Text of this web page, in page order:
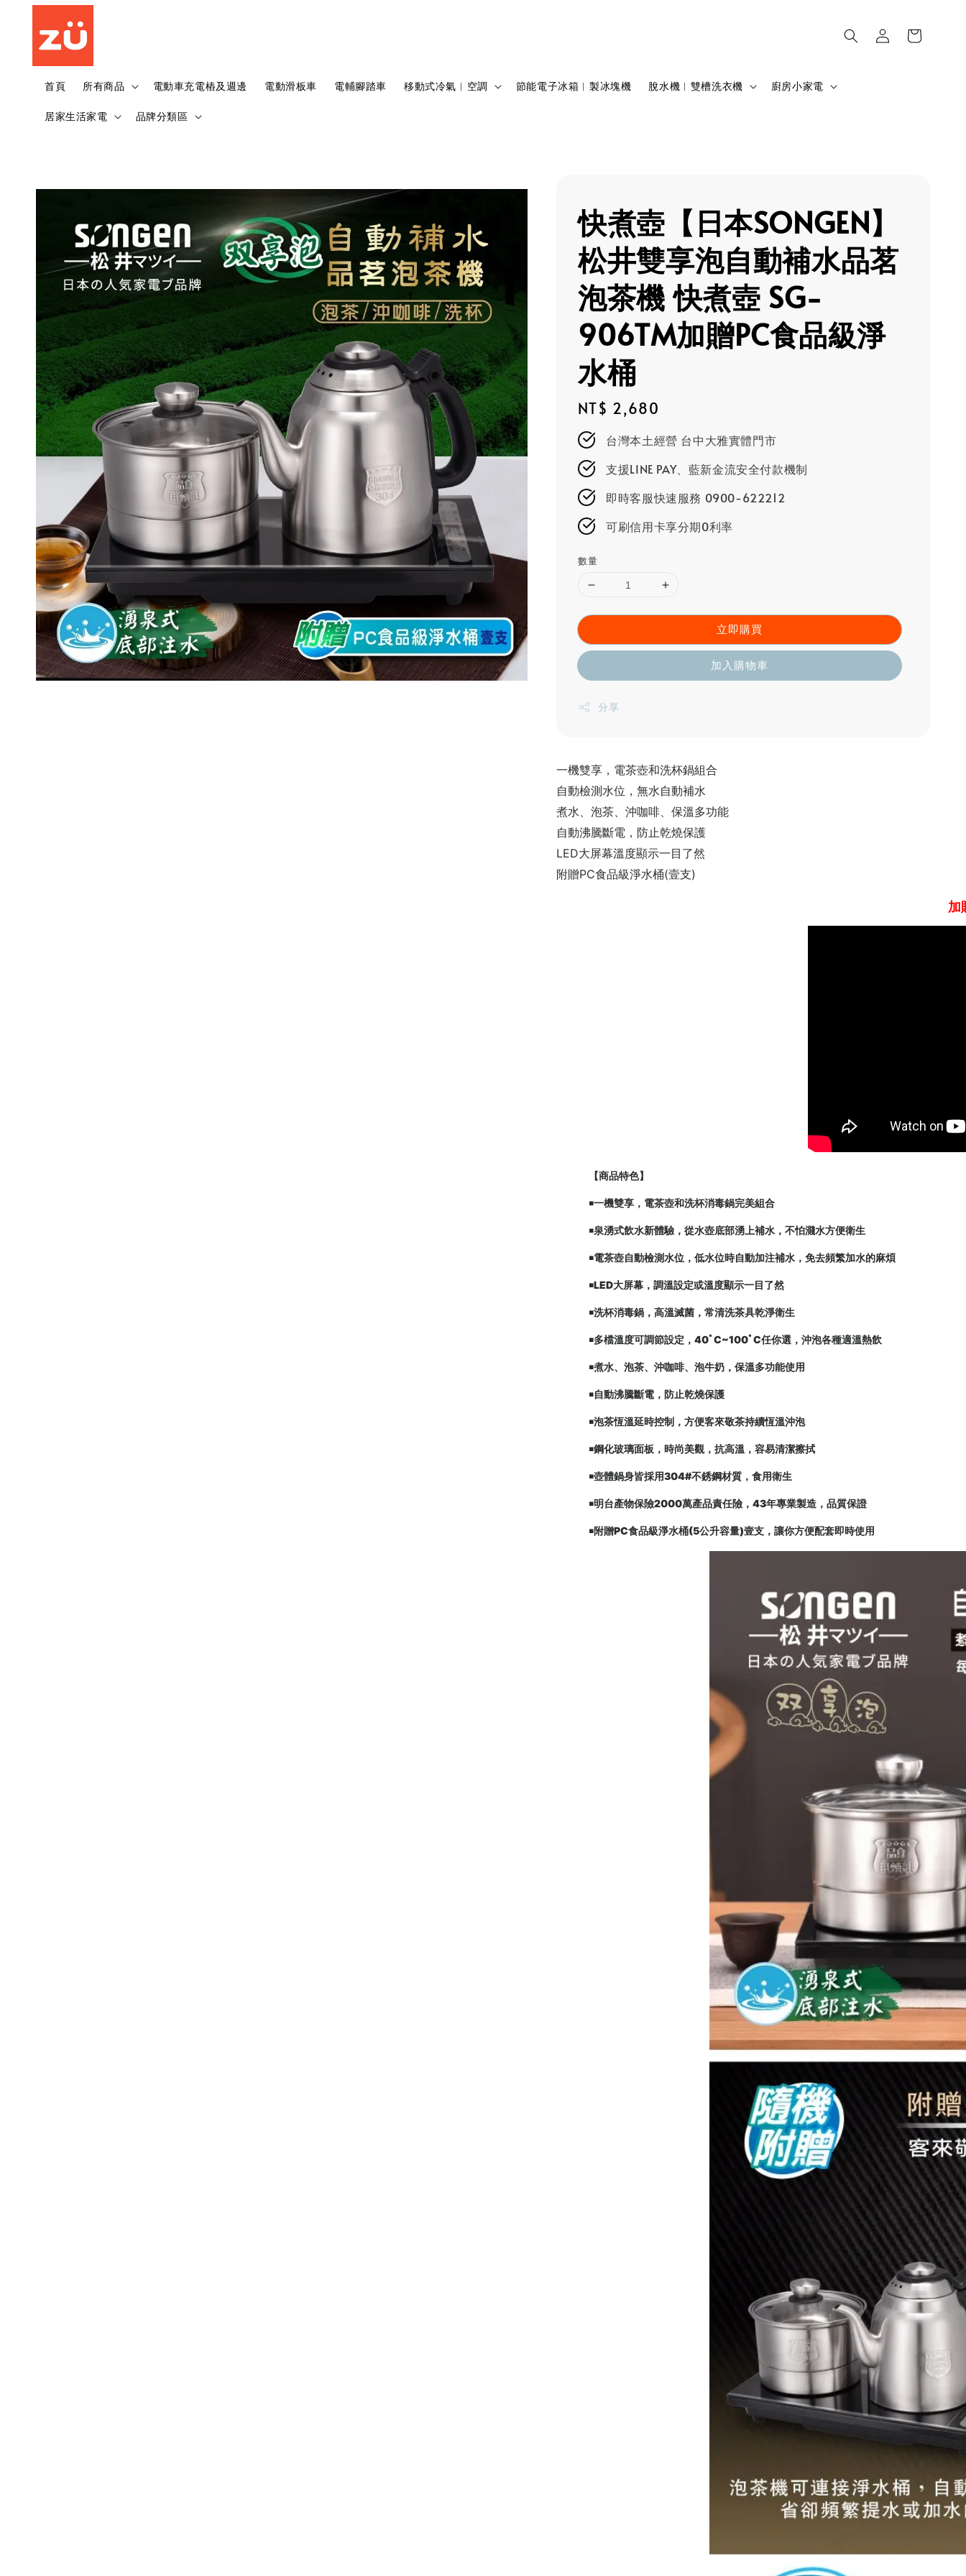
首頁 所有商品 電動車充電樁及週邊 電動滑板車 電輔腳踏車 移動式冷氣︱空調 節能電子冰箱︱製冰塊機 脫水機︱雙槽洗衣機 廚房小家電
居家生活家電 品牌分類區
快煮壺【日本SONGEN】
松井雙享泡自動補水品茗
泡茶機 快煮壺 SG-
906TM加贈PC食品級淨
水桶
Regular
price
NT$ 2,680
台灣本土經營 台中大雅實體門市
支援LINE PAY、藍新金流安全付款機制
即時客服快速服務 0900-622212
可刷信用卡享分期0利率
數量
立即購買
加入購物車
分享
一機雙享，電茶壺和洗杯鍋組合
自動檢測水位，無水自動補水
煮水、泡茶、沖咖啡、保溫多功能
自動沸騰斷電，防止乾燒保護
LED大屏幕溫度顯示一目了然
附贈PC食品級淨水桶(壹支)
加
【商品特色】
￭一機雙享，電茶壺和洗杯消毒鍋完美組合
￭泉湧式飲水新體驗，從水壺底部湧上補水，不怕濺水方便衛生
￭電茶壺自動檢測水位，低水位時自動加注補水，免去頻繁加水的麻煩
￭LED大屏幕，調溫設定或溫度顯示一目了然
￭洗杯消毒鍋，高溫滅菌，常清洗茶具乾淨衛生
￭多檔溫度可調節設定，40ﾟC~100ﾟC任你選，沖泡各種適溫熱飲
￭煮水、泡茶、沖咖啡、泡牛奶，保溫多功能使用
￭自動沸騰斷電，防止乾燒保護
￭泡茶恆溫延時控制，方便客來敬茶持續恆溫沖泡
￭鋼化玻璃面板，時尚美觀，抗高溫，容易清潔擦拭
￭壺體鍋身皆採用304#不銹鋼材質，食用衛生
￭明台產物保險2000萬產品責任險，43年專業製造，品質保證
￭附贈PC食品級淨水桶(5公升容量)壹支，讓你方便配套即時使用